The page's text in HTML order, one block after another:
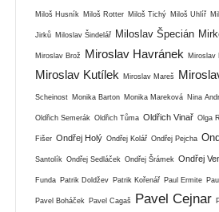
Miloš Husník Miloš Rotter Miloš Tichý Miloš Uhlíř
Jirků Miloslav Šindelář Miloslav Špecián
Miroslav Brož Miroslav Havránek Miroslav
Miroslav Kutílek Miroslav Mareš
Scheinost Monika Barton Monika Mareková Nina
Oldřich Semerák Oldřich Tůma Oldřich Vinař Olga
Fišer Ondřej Holý Ondřej Kolář Ondřej Pejcha
Santolík Ondřej Sedláček Ondřej Šrámek Ondřej
Funda Patrik Doldžev Patrik Kořenář Paul Ermite
Pavel Boháček Pavel Cagaš Pavel Cejnar